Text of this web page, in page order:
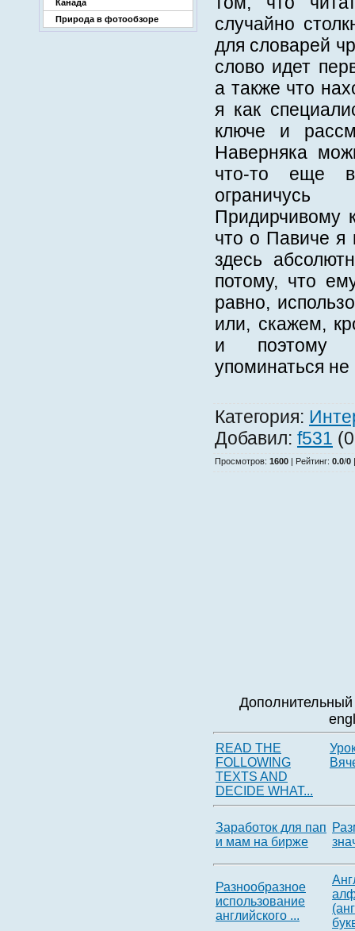
Канада
Природа в фотообзоре
случайно
для словарей
слово идет
а также что
я как
ключе и
Наверняка
что‑то еще
Придирчивому
что о Павиче я
здесь
потому, что
равно,
или, скажем,
и поэтому
упоминаться не
Категория:
Добавил: f531
Просмотров: 1600 | Рейтинг: 0.0/0
READ THE
FOLLOWING
TEXTS AND
DECIDE WHAT...
Заработок для пап
и мам на бирже
Разнообразное
использование
английского ...